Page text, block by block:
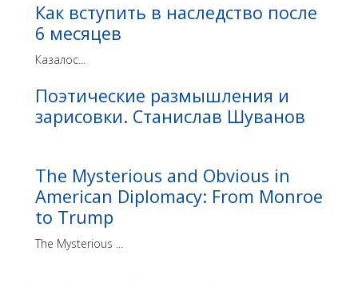
Как вступить в наследство после
6 месяцев
Казалос...
Поэтические размышления и
зарисовки. Станислав Шуванов
The Mysterious and Obvious in
American Diplomacy: From Monroe
to Trump
The Mysterious ...